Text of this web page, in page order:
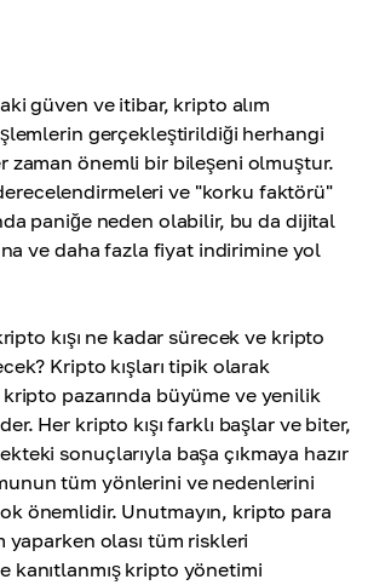
güven ve itibar, kripto alım
gerçekleştirildiği herhangi
zaman önemli bir bileşeni olmuştur.
ve "korku faktörü"
paniğe neden olabilir, bu da dijital
ve daha fazla fiyat indirimine yol
kışı ne kadar sürecek ve kripto
Kripto kışları tipik olarak
pazarında büyüme ve yenilik
Her kripto kışı farklı başlar ve biter,
sonuçlarıyla başa çıkmaya hazır
tüm yönlerini ve nedenlerini
önemlidir. Unutmayın, kripto para
yaparken olası tüm riskleri
kanıtlanmış kripto yönetimi